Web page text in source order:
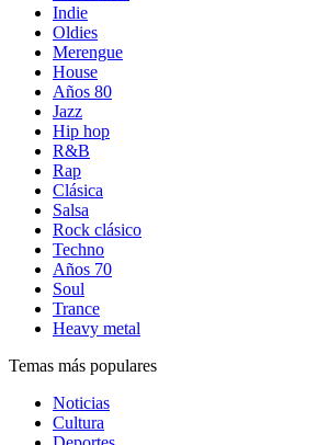
Indie
Oldies
Merengue
House
Años 80
Jazz
Hip hop
R&B
Rap
Clásica
Salsa
Rock clásico
Techno
Años 70
Soul
Trance
Heavy metal
Temas más populares
Noticias
Cultura